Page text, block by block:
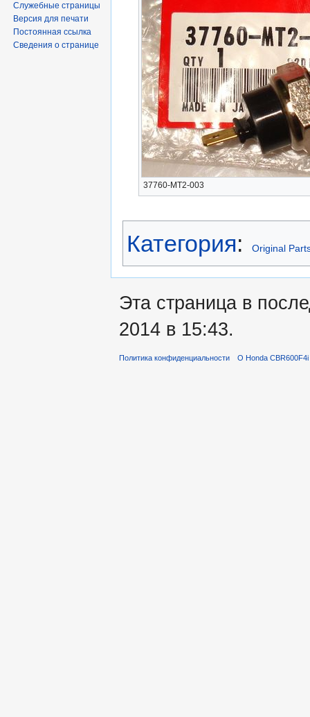
37760-MT2-003
Категория: Original
Служебные страницы
Версия для печати
Постоянная ссылка
Сведения о странице
Эта страница в
2014 в 15:43.
Политика конфиденциальности О Honda CBR600F4i